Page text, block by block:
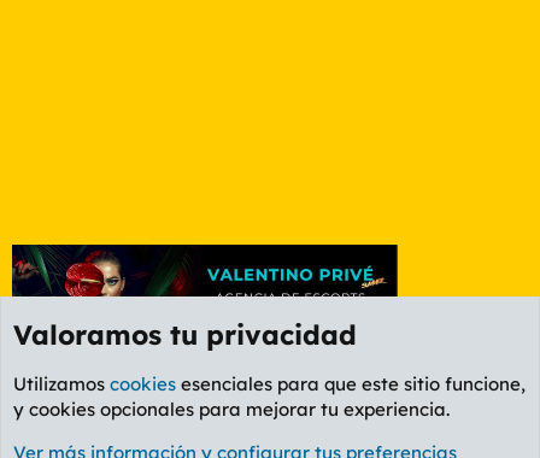
Foro Música
Valoramos tu privacidad
Utilizamos cookies esenciales para que este sitio funcione,
y cookies opcionales para mejorar tu experiencia.
Ver más información y configurar tus preferencias